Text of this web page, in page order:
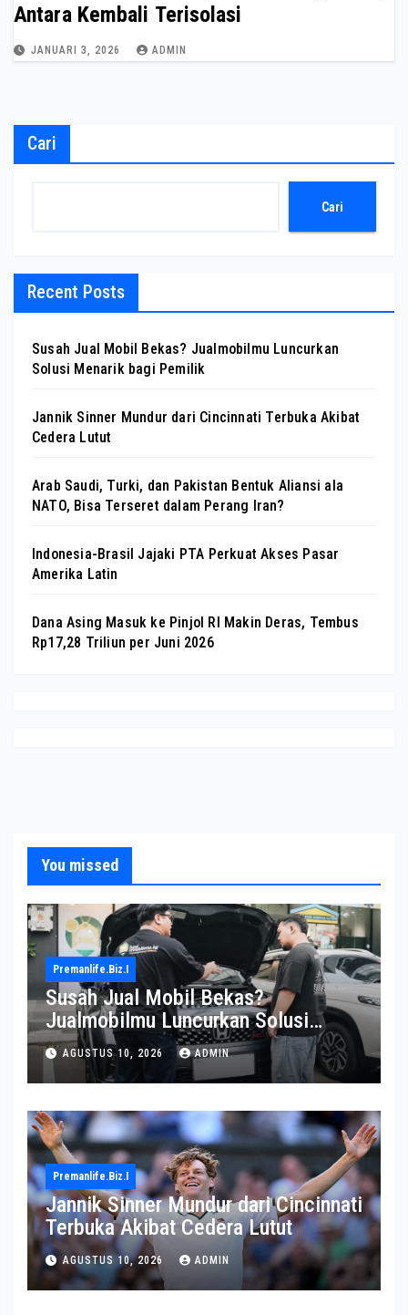
Antara Kembali Terisolasi
JANUARI 3, 2026 ADMIN
Cari
Cari
Recent Posts
Susah Jual Mobil Bekas? Jualmobilmu Luncurkan
Solusi Menarik bagi Pemilik
Jannik Sinner Mundur dari Cincinnati Terbuka Akibat
Cedera Lutut
Arab Saudi, Turki, dan Pakistan Bentuk Aliansi ala
NATO, Bisa Terseret dalam Perang Iran?
Indonesia-Brasil Jajaki PTA Perkuat Akses Pasar
Amerika Latin
Dana Asing Masuk ke Pinjol RI Makin Deras, Tembus
Rp17,28 Triliun per Juni 2026
You missed
Premanlife.biz.i
Susah Jual Mobil Bekas?
Jualmobilmu Luncurkan Solusi
Menarik bagi Pemilik
AGUSTUS 10, 2026 ADMIN
Premanlife.biz.i
Jannik Sinner Mundur dari Cincinnati
Terbuka Akibat Cedera Lutut
AGUSTUS 10, 2026 ADMIN